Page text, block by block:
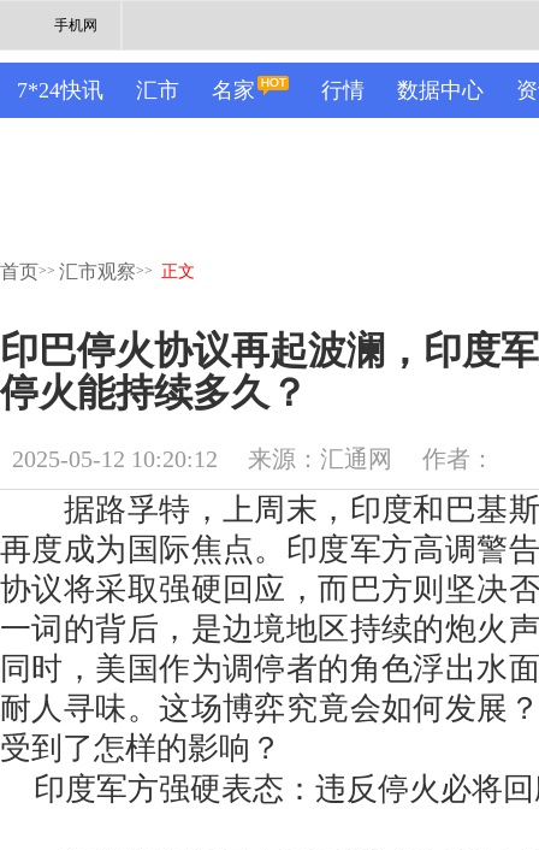
手机网
7*24快讯 汇市 名家 行情 数据中心
首页>> 汇市观察>> 正文
印巴停火协议再起波澜，印度
停火能持续多久？
2025-05-12 10:20:12 来源：汇通网 作者：
据路孚特，上周末，印度和巴基斯
再度成为国际焦点。印度军方高调警
协议将采取强硬回应，而巴方则坚决
一词的背后，是边境地区持续的炮火
同时，美国作为调停者的角色浮出水
耐人寻味。这场博弈究竟会如何发展
受到了怎样的影响？
印度军方强硬表态：违反停火必将